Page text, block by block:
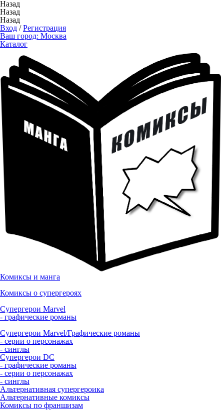
Назад
Назад
Назад
Вход /Регистрация
Ваш город: Москва
Каталог
Комиксы и манга
Комиксы о супергероях
Супергерои Marvel
- графические романы
Супергерои Marvel/Графические романы
- серии о персонажах
- синглы
Супергерои DC
- графические романы
- серии о персонажах
- синглы
Альтернативная супергероика
Альтернативные комиксы
Комиксы по франшизам